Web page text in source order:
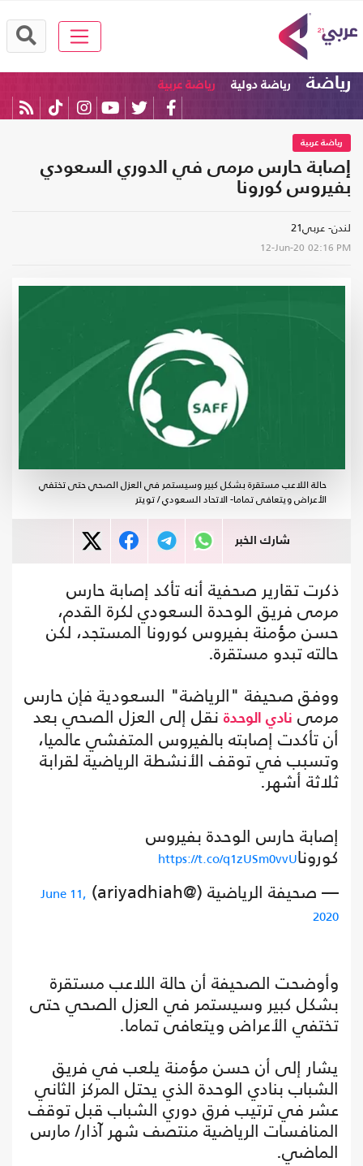
رياضة رياضة دولية رياضة عربية
رياضة عربية
إصابة حارس مرمى في الدوري السعودي
بفيروس كورونا
لندن- عربي21
12-Jun-20 02:16 PM
حالة اللاعب مستقرة بشكل كبير وسيستمر في العزل الصحي حتى تختفي
الأعراض ويتعافى تماما- الاتحاد السعودي / تويتر
شارك الخبر
ذكرت تقارير صحفية أنه تأكد إصابة حارس
مرمى فريق الوحدة السعودي لكرة القدم،
حسن مؤمنة بفيروس كورونا المستجد، لكن
حالته تبدو مستقرة.
ووفق صحيفة "الرياضة" السعودية فإن حارس
مرمى نادي الوحدة نقل إلى العزل الصحي بعد
أن تأكدت إصابته بالفيروس المتفشي عالميا،
وتسبب في توقف الأنشطة الرياضية لقرابة
ثلاثة أشهر.
إصابة حارس الوحدة بفيروس
كوروناhttps://t.co/q1zUSm0vvU
— صحيفة الرياضية (@ariyadhiah)
June 11,
2020
وأوضحت الصحيفة أن حالة اللاعب مستقرة
بشكل كبير وسيستمر في العزل الصحي حتى
تختفي الأعراض ويتعافى تماما.
يشار إلى أن حسن مؤمنة يلعب في فريق
الشباب بنادي الوحدة الذي يحتل المركز الثاني
عشر في ترتيب فرق دوري الشباب قبل توقف
المنافسات الرياضية منتصف شهر آذار/ مارس
الماضي.